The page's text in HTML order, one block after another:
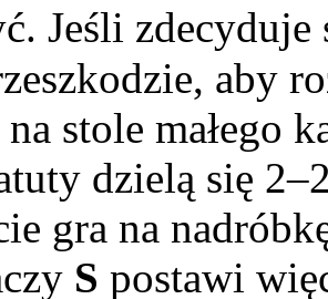
Jeśli zdecyduje
aby
stole małego
dzielą się
gra na
S postawi